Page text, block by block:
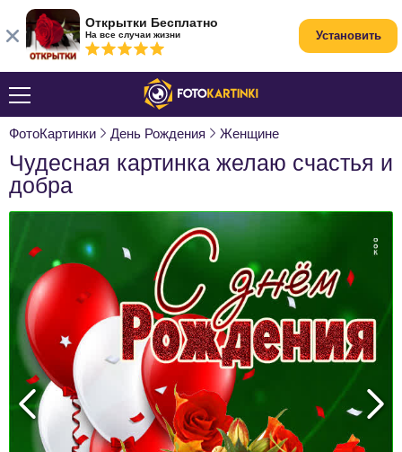
ФотоКартинки День Рождения Женщине
Чудесная картинка желаю счастья и
добра
Открытки Бесплатно
На все случаи жизни Установить